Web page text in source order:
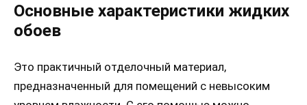
Основные характеристики жидких
обоев
Это практичный отделочный материал,
предназначенный для помещений с невысоким